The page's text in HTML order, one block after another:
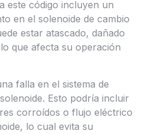
este código incluyen un
en el solenoide de cambio
estar atascado, dañado
que afecta su operación
falla en el sistema de
Esto podría incluir
corroídos o flujo eléctrico
lo cual evita su